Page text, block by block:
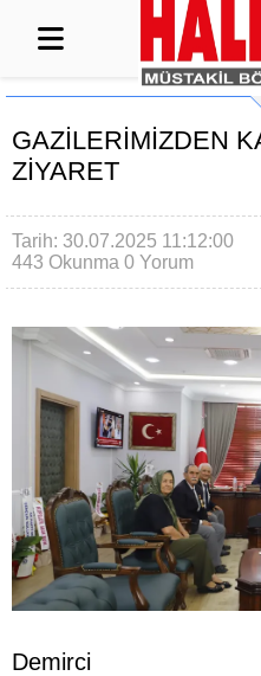
GAZİLERİMİZDEN
ZİYARET
Tarih: 30.07.2025 11:12:00
443 Okunma 0 Yorum
Demirci